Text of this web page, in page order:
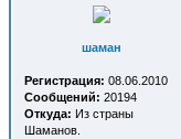
шаман
Регистрация: 08.06.2010
Сообщений: 20194
Откуда: Из страны
Шаманов.